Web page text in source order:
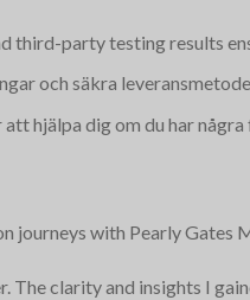
third-party testing results
och säkra
hjälpa dig om du har
journeys with Pearly Gates
The clarity and insights I